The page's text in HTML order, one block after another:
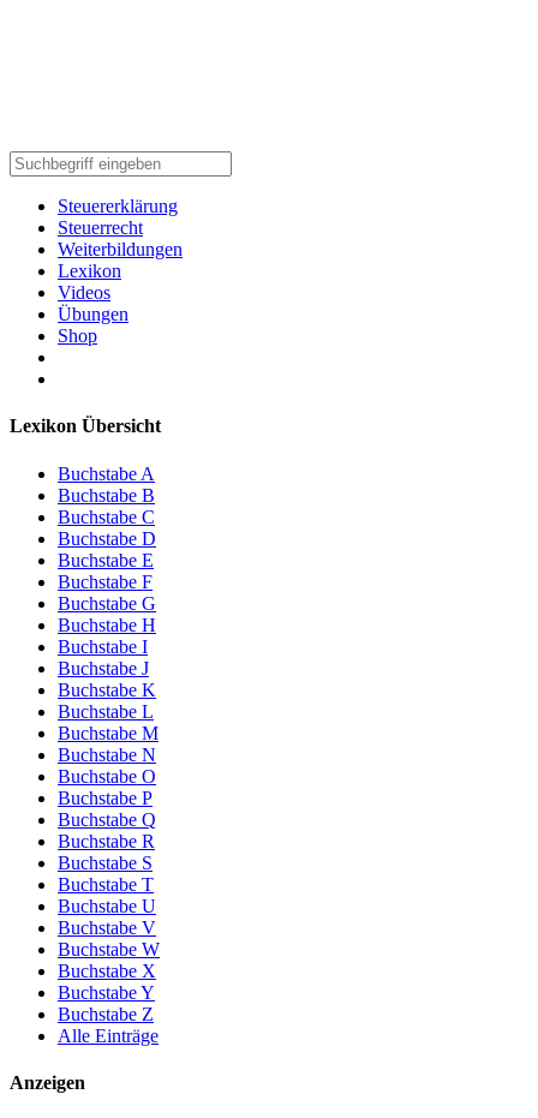
Steuererklärung
Steuerrecht
Weiterbildungen
Lexikon
Videos
Übungen
Shop
Lexikon Übersicht
Buchstabe A
Buchstabe B
Buchstabe C
Buchstabe D
Buchstabe E
Buchstabe F
Buchstabe G
Buchstabe H
Buchstabe I
Buchstabe J
Buchstabe K
Buchstabe L
Buchstabe M
Buchstabe N
Buchstabe O
Buchstabe P
Buchstabe Q
Buchstabe R
Buchstabe S
Buchstabe T
Buchstabe U
Buchstabe V
Buchstabe W
Buchstabe X
Buchstabe Y
Buchstabe Z
Alle Einträge
Anzeigen